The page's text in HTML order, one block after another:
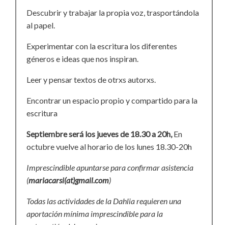
Descubrir y trabajar la propia voz, trasportándola
al papel.
Experimentar con la escritura los diferentes
géneros e ideas que nos inspiran.
Leer y pensar textos de otrxs autorxs.
Encontrar un espacio propio y compartido para la
escritura
Septiembre será los jueves de 18.30 a 20h,En
octubre vuelve al horario de los lunes 18.30-20h
Imprescindible apuntarse para confirmar asistencia
(mariacarsi(at)gmail.com)
Todas las actividades de la Dahlia requieren una
aportación mínima imprescindible para la